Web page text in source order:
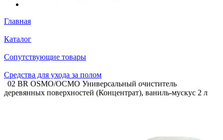
Главная
Каталог
Сопутствующие товары
Средства для ухода за полом
02 BR OSMO/ОСМО Универсальный очиститель
деревянных поверхностей (Концентрат), ваниль-мускус 2 л